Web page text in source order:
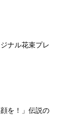
ナル花束プレ
を！」伝説の